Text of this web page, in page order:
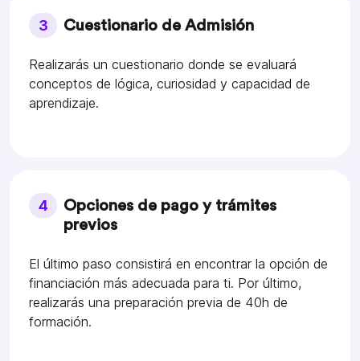
3 Cuestionario de Admisión
Realizarás un cuestionario donde se evaluará
conceptos de lógica, curiosidad y capacidad de
aprendizaje.
4
Opciones de pago y trámites
previos
El último paso consistirá en encontrar la opción de
financiación más adecuada para ti. Por último,
realizarás una preparación previa de 40h de
formación.